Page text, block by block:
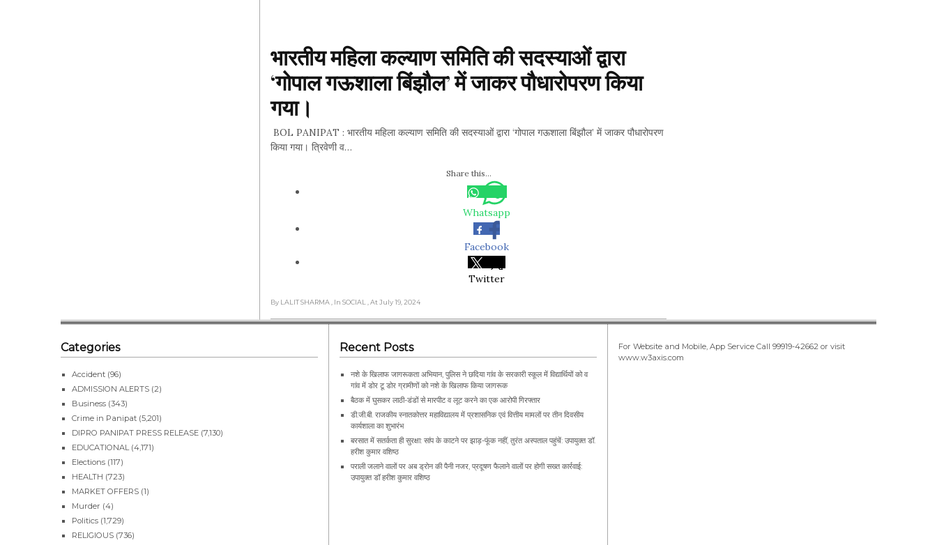
भारतीय महिला कल्याण समिति की सदस्याओं द्वारा
‘गोपाल गऊशाला बिंझौल’ में जाकर पौधारोपरण किया
गया।
BOL PANIPAT : भारतीय महिला कल्याण समिति की सदस्याओं द्वारा ‘गोपाल गऊशाला बिंझौल’ में जाकर पौधारोपरण
किया गया। त्रिवेणी व…
Share this...
Whatsapp
Facebook
Twitter
By LALIT SHARMA , In SOCIAL , At July 19, 2024
Categories
Accident (96)
ADMISSION ALERTS (2)
Business (343)
Crime in Panipat (5,201)
DIPRO PANIPAT PRESS RELEASE (7,130)
EDUCATIONAL (4,171)
Elections (117)
HEALTH (723)
MARKET OFFERS (1)
Murder (4)
Politics (1,729)
RELIGIOUS (736)
Recent Posts
नशे के खिलाफ जागरूकता अभियान, पुलिस ने छदिया गांव के सरकारी स्कूल में विद्यार्थियों को व
गांव में डोर टू डोर ग्रामीणों को नशे के खिलाफ किया जागरूक
बैठक में घुसकर लाठी-डंडों से मारपीट व लूट करने का एक आरोपी गिरफ्तार
डी.जी.बी. राजकीय स्नातकोत्तर महाविद्यालय में प्रशासनिक एवं वित्तीय मामलों पर तीन दिवसीय
कार्यशाला का शुभारंभ
बरसात में सतर्कता ही सुरक्षा: सांप के काटने पर झाड़-फूंक नहीं, तुरंत अस्पताल पहुंचें: उपायुक्त डॉ.
हरीश कुमार वशिष्ठ
पराली जलाने वालों पर अब ड्रोन की पैनी नजर, प्रदूषण फैलाने वालों पर होगी सख्त कार्रवाई:
उपायुक्त डॉ हरीश कुमार वशिष्ठ
For Website and Mobile, App Service Call 99919-42662 or visit
www.w3axis.com